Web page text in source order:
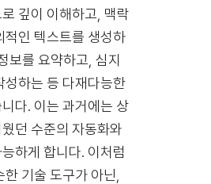
깊이 이해하고, 맥락
적인 텍스트를 생성하
보를 요약하고, 심지
성하는 등 다재다능한
다. 이는 과거에는 상
던 수준의 자동화와
하게 합니다. 이처럼
기술 도구가 아닌,